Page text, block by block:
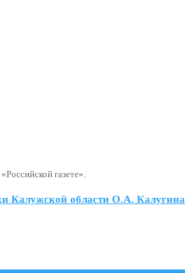
газете».
Калужской области О.А. Калугина